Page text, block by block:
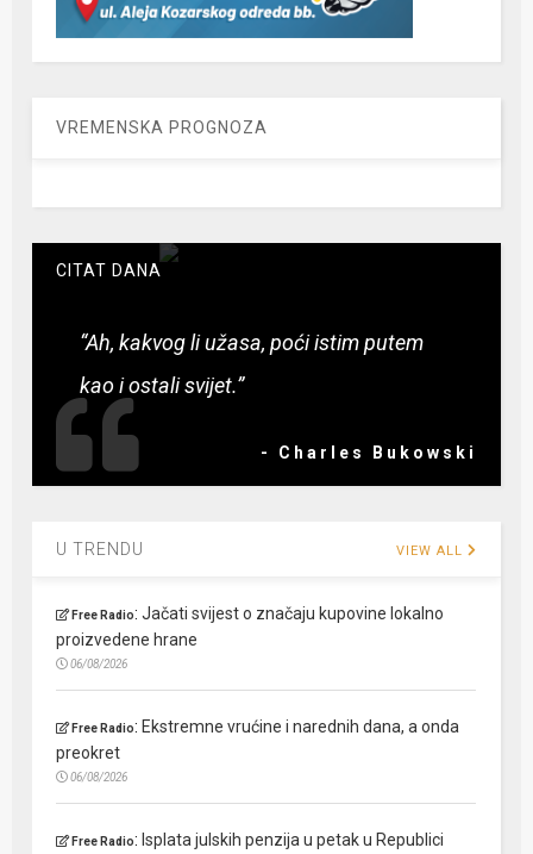
VREMENSKA PROGNOZA
CITAT DANA
“Ah, kakvog li užasa, poći istim putem
kao i ostali svijet.”
- Charles Bukowski
U TRENDU VIEW ALL
Free Radio:Jačati svijest o značaju kupovine lokalno
proizvedene hrane
06/08/2026
Free Radio: Ekstremne vrućine i narednih dana, a onda
preokret
06/08/2026
Free Radio: Isplata julskih penzija u petak u Republici